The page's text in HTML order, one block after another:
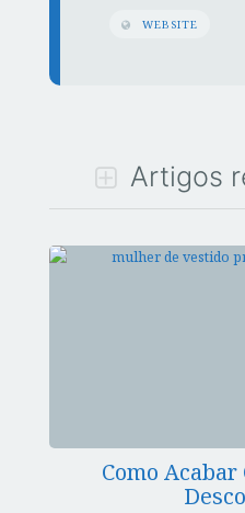
WEBSITE
Artigos
Como Acabar